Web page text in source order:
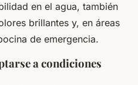
en el agua, también
brillantes y, en áreas
de emergencia.
a condiciones